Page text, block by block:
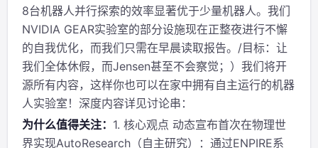
8台机器人并行探索的效率显著优于少量机器人。我们
NVIDIA GEAR实验室的部分设施现在正整夜进行不懈
的自我优化，而我们只需在早晨读取报告。/目标：让
我们全体休假，而Jensen甚至不会察觉；）我们将开
源所有内容，这样你也可以在家中拥有自主运行的机器
人实验室！深度内容详见讨论串：
为什么值得关注： 1. 核心观点 动态宣布首次在物理世
界实现AutoResearch（自主研究）：通过ENPIRE系